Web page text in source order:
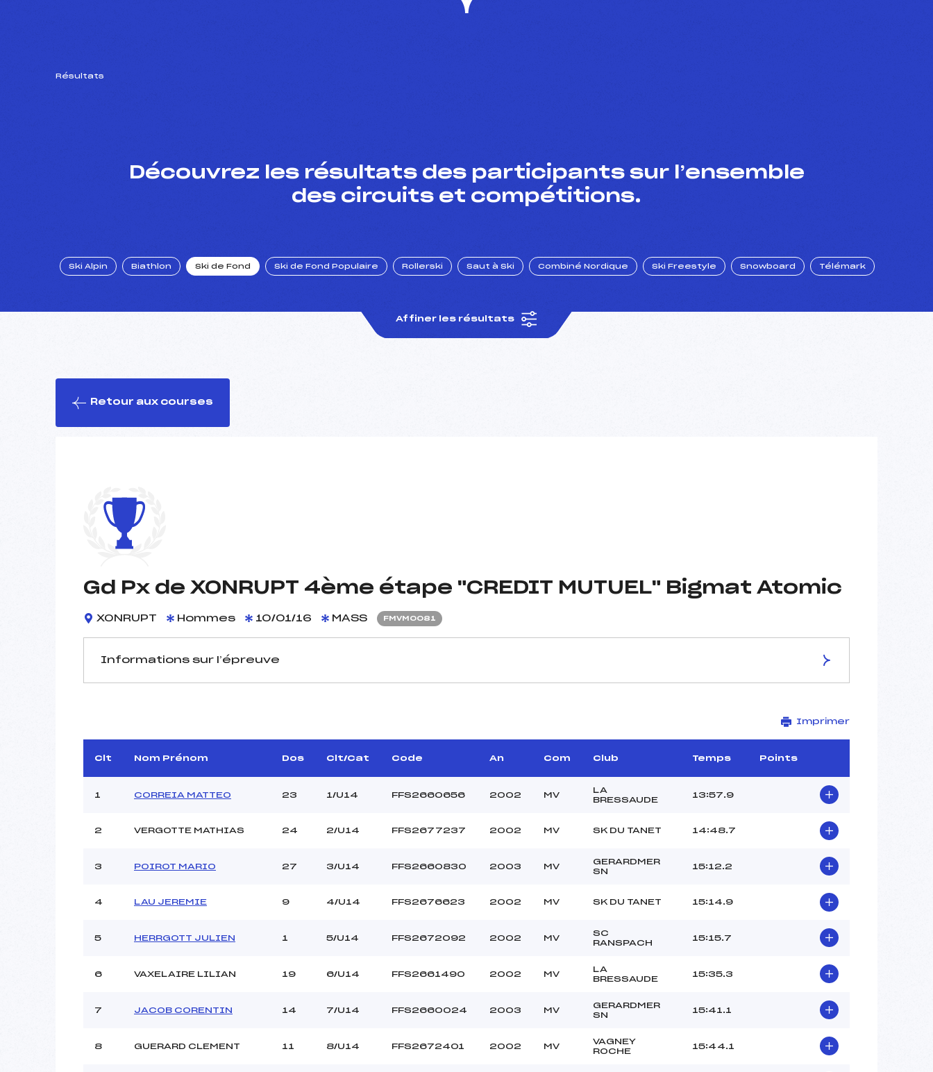
Résultats
Découvrez les résultats des participants sur l’ensemble
des circuits et compétitions.
Ski Alpin Biathlon Ski de Fond Ski de Fond Populaire Rollerski Saut à Ski Combiné Nordique Ski Freestyle Snowboard Télémark
Affiner les résultats
Retour aux courses
Gd Px de XONRUPT 4ème étape "CREDIT MUTUEL" Bigmat Atomic
XONRUPT Hommes 10/01/16 MASS FMVM0081
Informations sur l’épreuve
D.T Adjoint :
PHILIPPE ALAIN (MV)
Dir. Epreuve :
CUNY BERNARD (MV)
Site de Replis
Distance :
4 km
Point Haut :
160 m
30 m
Pénalité appliquée :
–
Imprimer
Clt Nom Prénom Dos Clt/Cat Code An Com Club Temps Points
1 CORREIA MATTEO 23 1/U14 FFS2660656 2002 MV
LA
BRESSAUDE
13:57.9
2 VERGOTTE MATHIAS 24 2/U14 FFS2677237 2002 MV SK DU TANET 14:48.7
3 POIROT MARIO 27 3/U14 FFS2660830 2003 MV
GERARDMER
SN
15:12.2
4 LAU JEREMIE 9 4/U14 FFS2676623 2002 MV SK DU TANET 15:14.9
5 HERRGOTT JULIEN 1 5/U14 FFS2672092 2002 MV
SC
RANSPACH
15:15.7
6 VAXELAIRE LILIAN 19 6/U14 FFS2661490 2002 MV
LA
BRESSAUDE
15:35.3
7 JACOB CORENTIN 14 7/U14 FFS2660024 2003 MV
GERARDMER
SN
15:41.1
8 GUERARD CLEMENT 11 8/U14 FFS2672401 2002 MV
VAGNEY
ROCHE
15:44.1